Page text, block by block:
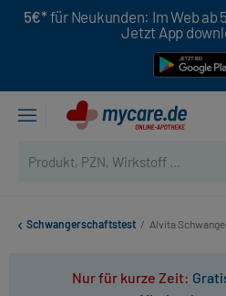
5€* für Neukunden: Im Web ab
Jetzt App
Schwangerschaftstest / Alvita
Nur für kurze Zeit: